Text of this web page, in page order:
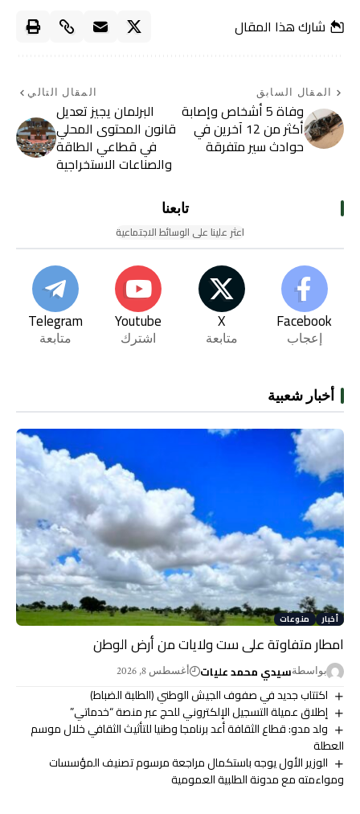
شارك هذا المقال
المقال السابق
وفاة 5 أشخاص وإصابة
أكثر من 12 آخرين في
حوادث سير متفرقة
المقال التالي
البرلمان يجيز تعديل
قانون المحتوى المحلي
في قطاعي الطاقة
والصناعات الاستخراجية
تابعنا
اعثر علينا على الوسائط الاجتماعية
Facebook
إعجاب
X
متابعة
Youtube
اشترك
Telegram
متابعة
أخبار شعبية
أخبار منوعات
امطار متفاوتة على ست ولايات من أرض الوطن
بواسطةسيدي محمد عليات أغسطس 8, 2026
اكتتاب جديد في صفوف الجيش الوطني (الطلبة الضباط)
إطلاق عميلة التسجيل الإلكتروني للحج عبر منصة “خدماتي”
ولد مدو: قطاع الثقافة أعد برنامجا وطنيا للتأثيث الثقافي خلال موسم
العطلة
الوزير الأول يوجه باستكمال مراجعة مرسوم تصنيف المؤسسات
ومواءمته مع مدونة الطلبية العمومية